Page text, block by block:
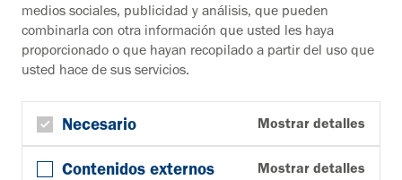
¿Desea más información?
Material informativo
A la zona de descargas
Boletín
Suscribirse al boletín de noticias
Síguenos en
medios sociales, publicidad y análisis, que pueden
combinarla con otra información que usted les haya
proporcionado o que hayan recopilado a partir del uso que
usted hace de sus servicios.
Necesario Mostrar detalles
Contenidos externos Mostrar detalles